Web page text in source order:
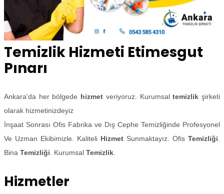
Temizlik Hizmeti Etimesgut
Pınarı
Ankara'da her bölgede hizmet veriyoruz. Kurumsaltemizlik şirketi
olarak hizmetinizdeyiz
İnşaat Sonrası Ofis Fabrika ve Dış Cephe Temizliğinde Profesyonel
Ve Uzman Ekibimizle. Kaliteli Hizmet Sunmaktayız. Ofis Temizliği
Bina Temizliği . Kurumsal Temizlik
Hizmetler